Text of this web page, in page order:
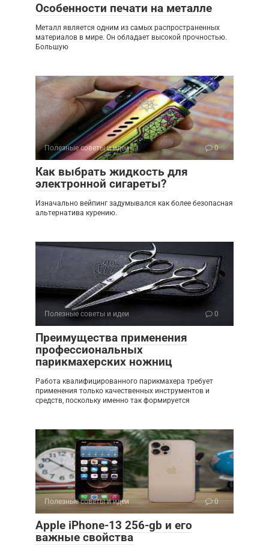
Особенности печати на металле
Металл является одним из самых распространенных
материалов в мире. Он обладает высокой прочностью.
Большую
Полезные советы и идеи 0
Как выбрать жидкость для
электронной сигареты?
Изначально вейпинг задумывался как более безопасная
альтернатива курению.
Полезные советы и идеи 0
Преимущества применения
профессиональных
парикмахерских ножниц
Работа квалифицированного парикмахера требует
применения только качественных инструментов и
средств, поскольку именно так формируется
Полезные советы и идеи 0
Apple iPhone-13 256-gb и его
важные свойства